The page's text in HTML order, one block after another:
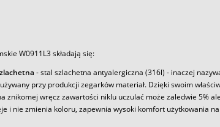
W0911L3 składają się:
- stal szlachetna antyalergiczna (316l) - inaczej
przy produkcji zegarków materiał. Dzięki swoim
znikomej wręcz zawartości niklu uczulać może zaledwie 5%
i nie zmienia koloru, zapewnia wysoki komfort użytkowania na